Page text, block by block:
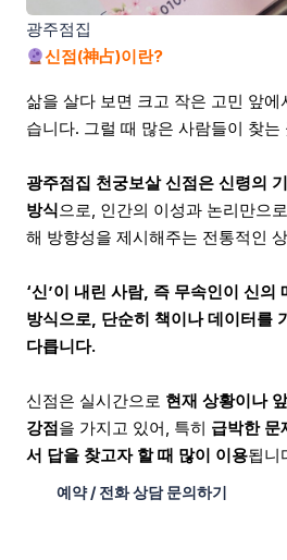
광주점집
신점(神占)이란?
삶을 살다 보면 크고 작은 고민 앞에
습니다. 그럴 때 많은 사람들이 찾는
광주점집 천궁보살 신점은 신령의
방식으로, 인간의 이성과 논리만으
해 방향성을 제시해주는 전통적인
‘신’이 내린 사람, 즉 무속인이 신의
방식으로, 단순히 책이나 데이터를
다릅니다.
신점은 실시간으로 현재 상황이나
강점을 가지고 있어, 특히 급박한 문
서 답을 찾고자 할 때 많이 이용됩니
예약 / 전화 상담 문의하기